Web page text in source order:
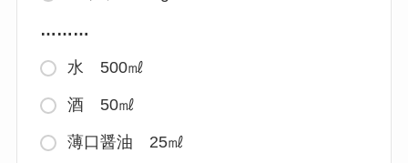
………
水 500㎖
酒 50㎖
薄口醤油 25㎖